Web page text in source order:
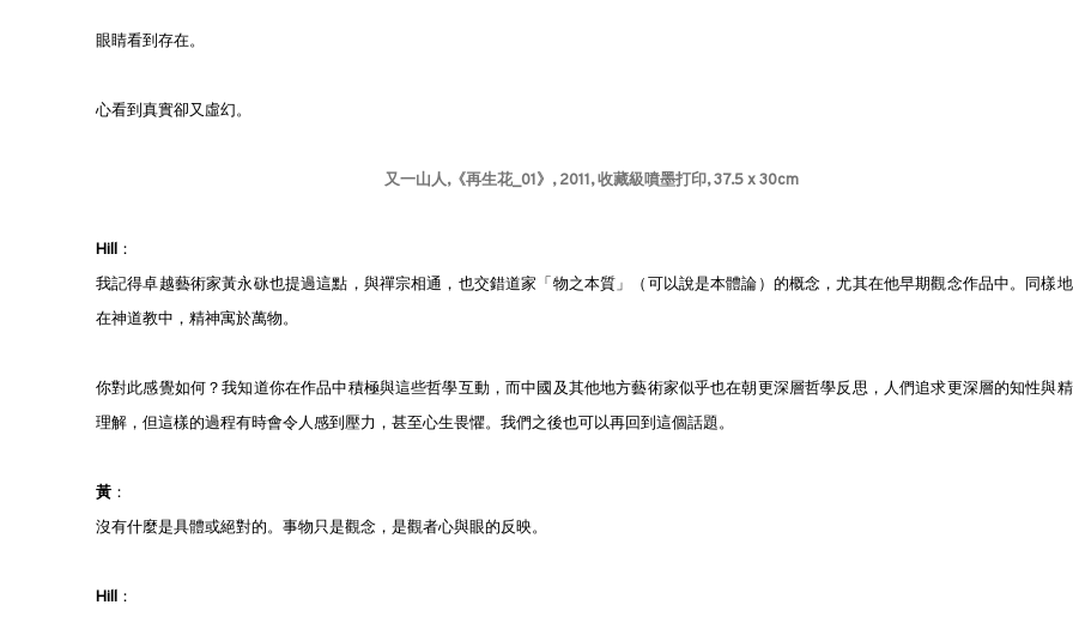
眼睛看到存在。
心看到真實卻又虛幻。
又一山人,《再生花_01》, 2011, 收藏級噴墨打印,37.5 x 30cm
Hill ：
我記得卓越藝術家黃永砯也提過這點，與禪宗相通，也交錯道家「物之本質」（可以說是本體論）的概念，尤其在他早期觀念作品中。同樣
在神道教中，精神寓於萬物。
你對此感覺如何？我知道你在作品中積極與這些哲學互動，而中國及其他地方藝術家似乎也在朝更深層哲學反思，人們追求更深層的知性與
理解，但這樣的過程有時會令人感到壓力，甚至心生畏懼。我們之後也可以再回到這個話題。
黃 ：
沒有什麼是具體或絕對的。事物只是觀念，是觀者心與眼的反映。
Hill ：